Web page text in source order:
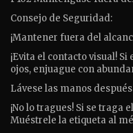
Consejo de Seguridad:
¡Mantener fuera del
¡Evita el contacto visual!
ojos, enjuague con
Lávese las manos
¡No lo tragues! Si se traga
Muéstrele la etiqueta al